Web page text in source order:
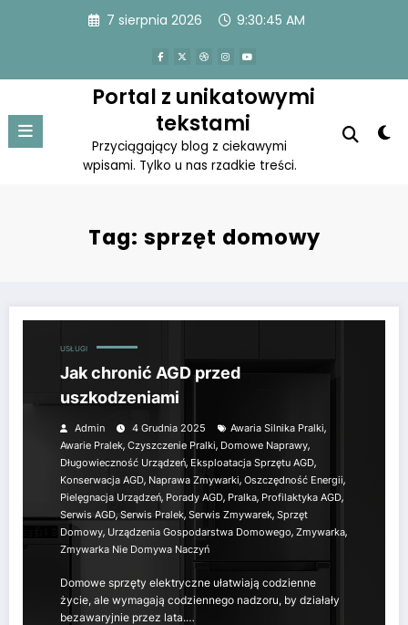
7 sierpnia 2026 9:30:46 AM
Portal z unikatowymi
tekstami
Przyciągający blog z ciekawymi
wpisami. Tylko u nas rzadkie treści.
Tag: sprzęt domowy
USŁUGI
Jak chronić AGD przed
uszkodzeniami
Admin 4 Grudnia 2025 Awaria Silnika Pralki,
Awarie Pralek, Czyszczenie Pralki, Domowe Naprawy,
Długowieczność Urządzeń, Eksploatacja Sprzętu AGD,
Konserwacja AGD, Naprawa Zmywarki, Oszczędność Energii,
Pielęgnacja Urządzeń, Porady AGD, Pralka, Profilaktyka AGD,
Serwis AGD, Serwis Pralek, Serwis Zmywarek, Sprzęt
Domowy, Urządzenia Gospodarstwa Domowego, Zmywarka,
Zmywarka Nie Domywa Naczyń
Domowe sprzęty elektryczne ułatwiają codzienne
życie, ale wymagają codziennego nadzoru, by działały
bezawaryjnie przez lata.…